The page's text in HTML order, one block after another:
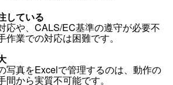
している
応や、CALS/EC基準の遵守が必要不
作業での対応は困難です。
写真をExcelで管理するのは、動作の
間から実質不可能です。